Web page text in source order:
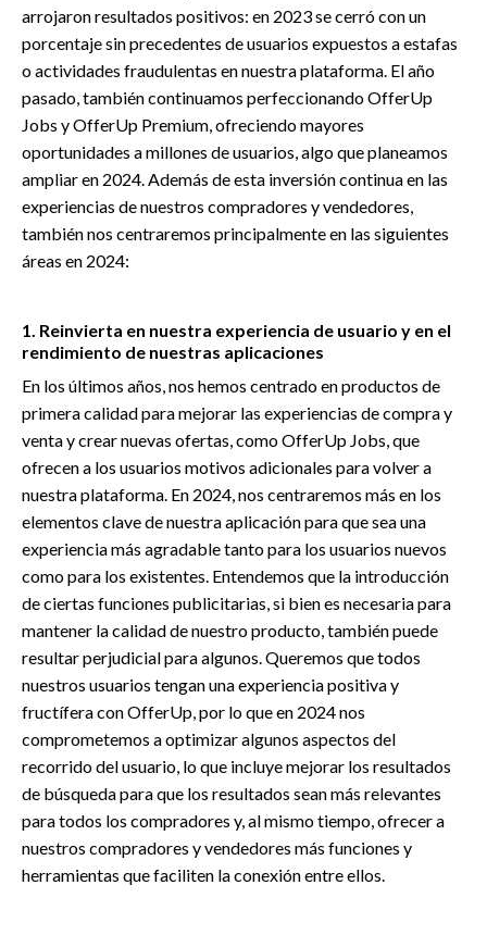
arrojaron resultados positivos: en 2023 se cerró con un
porcentaje sin precedentes de usuarios expuestos a estafas
o actividades fraudulentas en nuestra plataforma. El año
pasado, también continuamos perfeccionando OfferUp
Jobs y OfferUp Premium, ofreciendo mayores
oportunidades a millones de usuarios, algo que planeamos
ampliar en 2024. Además de esta inversión continua en las
experiencias de nuestros compradores y vendedores,
también nos centraremos principalmente en las siguientes
áreas en 2024:
1. Reinvierta en nuestra experiencia de usuario y en el
rendimiento de nuestras aplicaciones
En los últimos años, nos hemos centrado en productos de
primera calidad para mejorar las experiencias de compra y
venta y crear nuevas ofertas, como OfferUp Jobs, que
ofrecen a los usuarios motivos adicionales para volver a
nuestra plataforma. En 2024, nos centraremos más en los
elementos clave de nuestra aplicación para que sea una
experiencia más agradable tanto para los usuarios nuevos
como para los existentes. Entendemos que la introducción
de ciertas funciones publicitarias, si bien es necesaria para
mantener la calidad de nuestro producto, también puede
resultar perjudicial para algunos. Queremos que todos
nuestros usuarios tengan una experiencia positiva y
fructífera con OfferUp, por lo que en 2024 nos
comprometemos a optimizar algunos aspectos del
recorrido del usuario, lo que incluye mejorar los resultados
de búsqueda para que los resultados sean más relevantes
para todos los compradores y, al mismo tiempo, ofrecer a
nuestros compradores y vendedores más funciones y
herramientas que faciliten la conexión entre ellos.